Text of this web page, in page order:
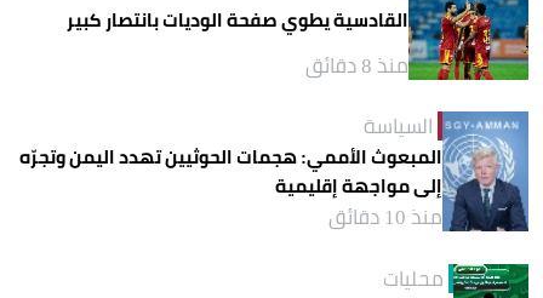
القادسية يطوي صفحة الوديات بانتصار كبير
منذ 8 دقائق
السياسة
المبعوث الأممي: هجمات الحوثيين تهدد اليمن وتجرّه
إلى مواجهة إقليمية
منذ 10 دقائق
محليات